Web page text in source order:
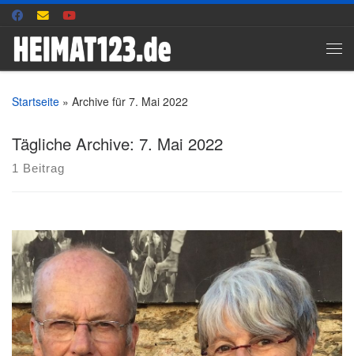
Zum Inhalt springen
Startseite » Archive für 7. Mai 2022
Tägliche Archive: 7. Mai 2022
1 Beitrag